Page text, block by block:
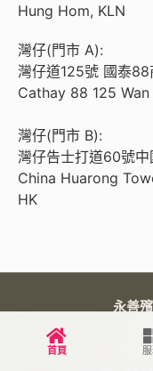
首頁
Hung Hom, KLN
灣仔(門市 A):
灣仔道125號 國泰88
Cathay 88 125
灣仔(門市 B):
灣仔告士打道60號
China Huarong
HK
永善
紅
G/F, 163